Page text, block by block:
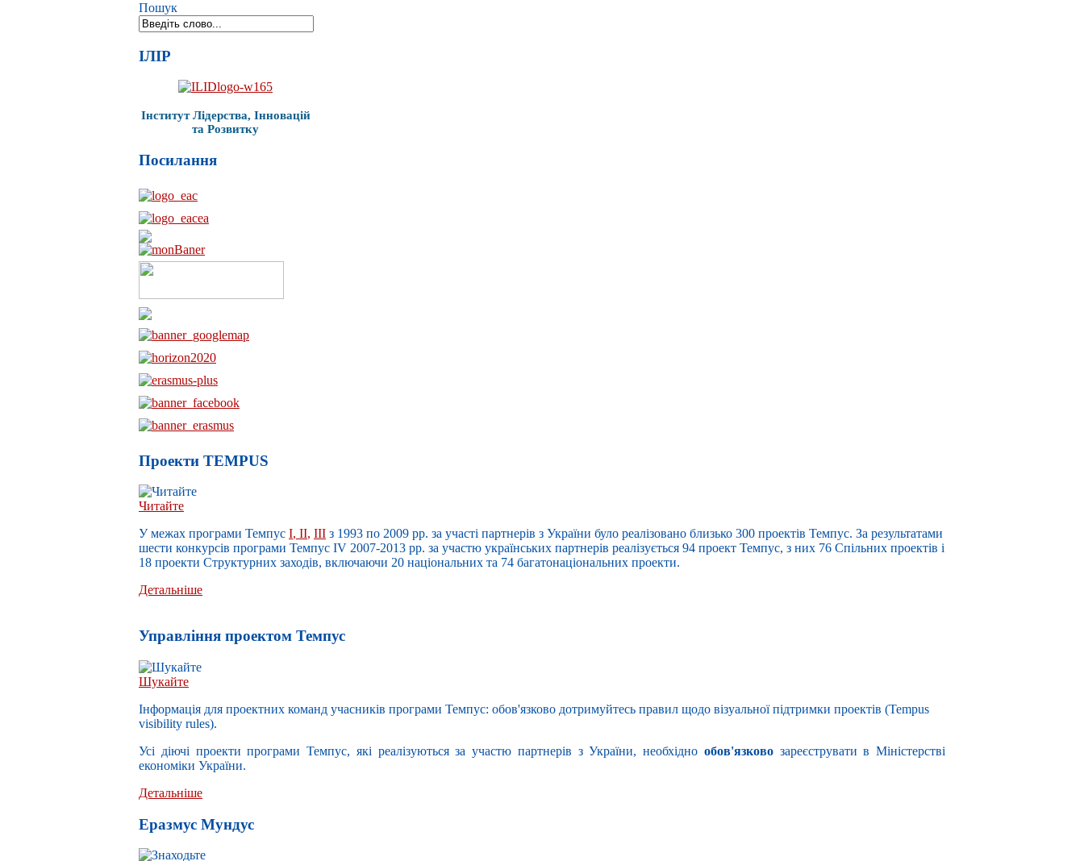
Пошук
ІЛІР
Інститут Лідерства, Інновацій
та Розвитку
Посилання
Проекти TEMPUS
Читайте
У межах програми Темпус I, II, III з 1993 по 2009 рр. за участі партнерів з України було реалізовано близько 300 проектів Темпус. За результатами
шести конкурсів програми Темпус IV 2007-2013 рр. за участю українських партнерів реалізується 94 проект Темпус, з них 76 Спільних проектів і
18 проекти Структурних заходів, включаючи 20 національних та 74 багатонаціональних проекти.
Детальніше
Управлiння проектом Темпус
Шукайте
Інформація для проектних команд учасників програми Темпус: обов'язково дотримуйтесь правил щодо візуальної підтримки проектів (Tempus
visibility rules).
Усі діючі проекти програми Темпус, які реалізуються за участю партнерів з України, необхідно обов'язковозареєструвати в Міністерстві
економіки України.
Детальніше
Еразмус Мундус